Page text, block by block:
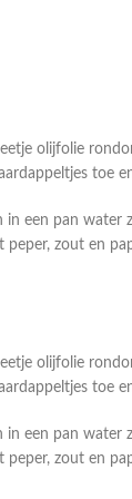
olijfolie
toe
een pan water
zout en
olijfolie
toe
een pan water
zout en